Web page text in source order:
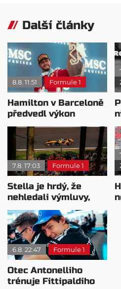
Další články
8.8. 11:51 Formule 1
Hamilton v Barceloně
předvedl výkon
pravého šampiona
7.8. 17:03 Formule 1
Stella je hrdý, že
nehledali výmluvy,
proč nedokážou
bojovat o titul
6.8. 22:47 Formule 1
Otec Antonelliho
trénuje Fittipaldiho